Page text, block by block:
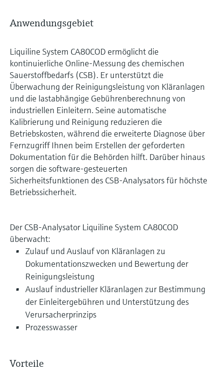
Anwendungsgebiet
Liquiline System CA80COD ermöglicht die
kontinuierliche Online-Messung des chemischen
Sauerstoffbedarfs (CSB). Er unterstützt die
Überwachung der Reinigungsleistung von Kläranlagen
und die lastabhängige Gebührenberechnung von
industriellen Einleitern. Seine automatische
Kalibrierung und Reinigung reduzieren die
Betriebskosten, während die erweiterte Diagnose über
Fernzugriff Ihnen beim Erstellen der geforderten
Dokumentation für die Behörden hilft. Darüber hinaus
sorgen die software-gesteuerten
Sicherheitsfunktionen des CSB-Analysators für höchste
Betriebssicherheit.
Der CSB-Analysator Liquiline System CA80COD
überwacht:
Zulauf und Auslauf von Kläranlagen zu
Dokumentationszwecken und Bewertung der
Reinigungsleistung
Auslauf industrieller Kläranlagen zur Bestimmung
der Einleitergebühren und Unterstützung des
Verursacherprinzips
Prozesswasser
Vorteile